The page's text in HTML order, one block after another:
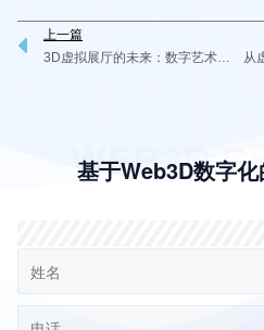
Prev
上一篇
3D虚拟展厅的未来：数字艺术与互动体验的新境界
WEB3D
基于Web3D数字